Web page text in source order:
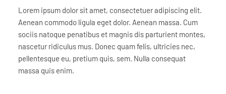
Lorem ipsum dolor sit amet, consectetuer adipiscing elit.
Aenean commodo ligula eget dolor. Aenean massa. Cum
sociis natoque penatibus et magnis dis parturient montes,
nascetur ridiculus mus. Donec quam felis, ultricies nec,
pellentesque eu, pretium quis, sem. Nulla consequat
massa quis enim.